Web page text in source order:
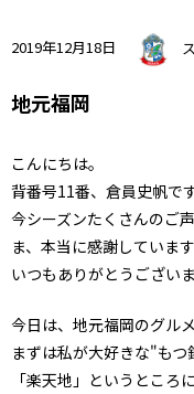
2019年12月18日
地元福岡
こんにちは。
背番号11番、倉員史帆です
今シーズンたくさんのご
ま、本当に感謝しています
いつもありがとうございま
今日は、地元福岡のグル
まずは私が大好きな"もつ
「楽天地」というところ